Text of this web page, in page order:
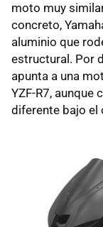
moto muy
concreto,
aluminio que
estructural. Por
apunta a una
YZF-R7, aunque
diferente bajo el